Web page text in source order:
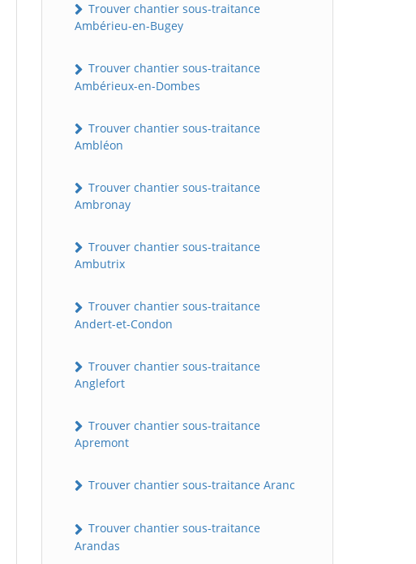
Trouver chantier sous-traitance
Ambérieu-en-Bugey
Trouver chantier sous-traitance
Ambérieux-en-Dombes
Trouver chantier sous-traitance
Ambléon
Trouver chantier sous-traitance
Ambronay
Trouver chantier sous-traitance
Ambutrix
Trouver chantier sous-traitance
Andert-et-Condon
Trouver chantier sous-traitance
Anglefort
Trouver chantier sous-traitance
Apremont
Trouver chantier sous-traitance Aranc
Trouver chantier sous-traitance
Arandas